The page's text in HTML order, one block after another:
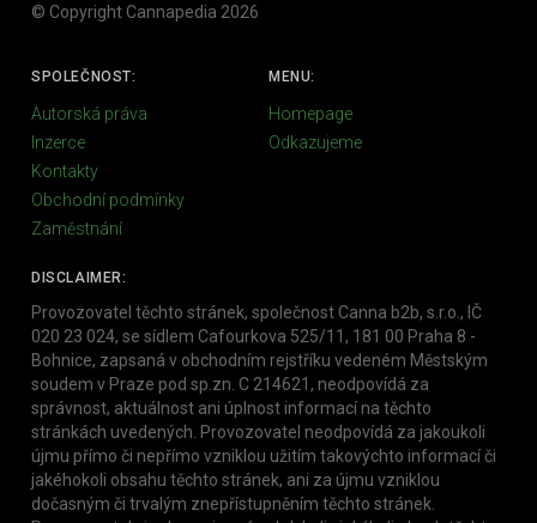
© Copyright Cannapedia 2026
SPOLEČNOST:
Autorská práva
Inzerce
Kontakty
Obchodní podmínky
Zaměstnání
MENU:
Homepage
Odkazujeme
DISCLAIMER:
Provozovatel těchto stránek, společnost Canna b2b, s.r.o., IČ
020 23 024, se sídlem Cafourkova 525/11, 181 00 Praha 8 -
Bohnice, zapsaná v obchodním rejstříku vedeném Městským
soudem v Praze pod sp.zn. C 214621, neodpovídá za
správnost, aktuálnost ani úplnost informací na těchto
stránkách uvedených. Provozovatel neodpovídá za jakoukoli
újmu přímo či nepřímo vzniklou užitím takovýchto informací či
jakéhokoli obsahu těchto stránek, ani za újmu vzniklou
dočasným či trvalým znepřístupněním těchto stránek.